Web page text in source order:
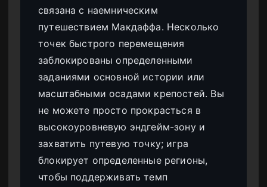
связана с наемническим
путешествием Макдаффа. Несколько
точек быстрого перемещения
заблокированы определенными
заданиями основной истории или
масштабными осадами крепостей. Вы
не можете просто прокрасться в
высокоуровневую эндгейм-зону и
захватить путевую точку; игра
блокирует определенные регионы,
чтобы поддерживать темп